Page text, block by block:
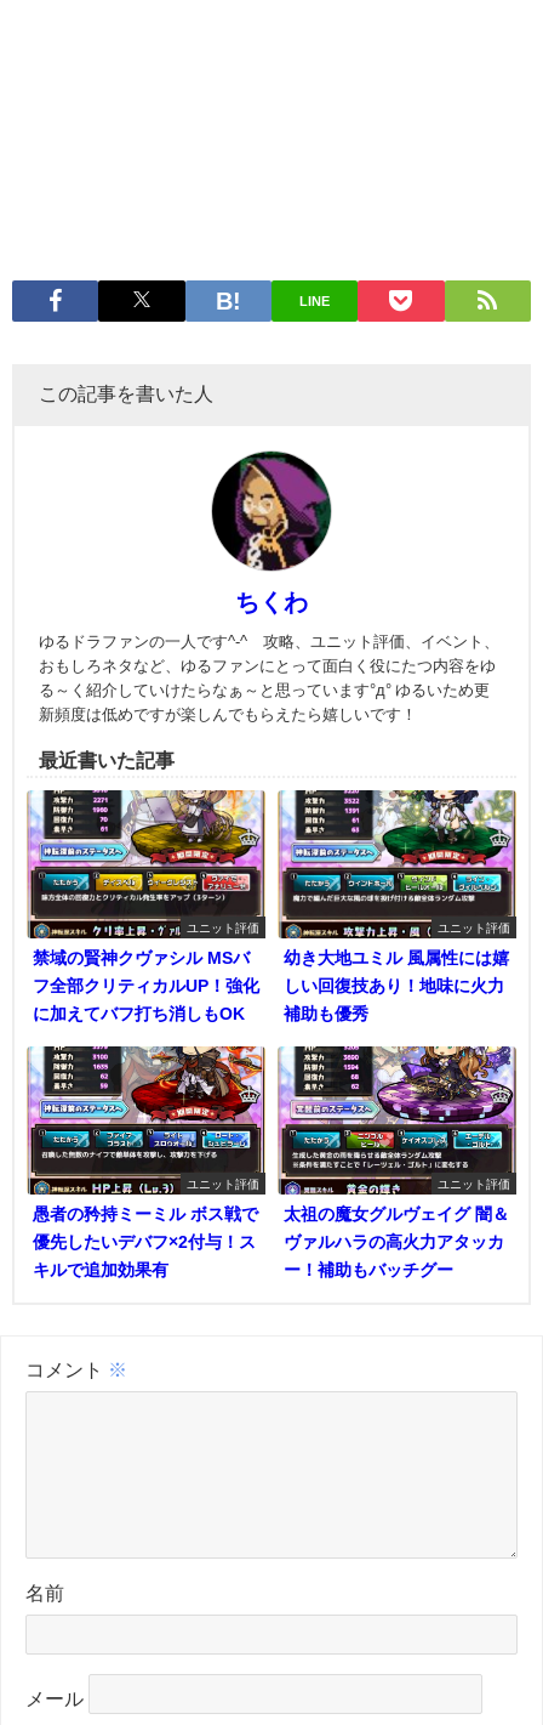
LINE
この記事を書いた人
ちくわ
ゆるドラファンの一人です^-^ 攻略、ユニット評価、イベント、
おもしろネタなど、ゆるファンにとって面白く役にたつ内容をゆ
る～く紹介していけたらなぁ～と思っています°д° ゆるいため更
新頻度は低めですが楽しんでもらえたら嬉しいです！
最近書いた記事
ユニット評価
禁域の賢神クヴァシル MSバ
フ全部クリティカルUP！強化
に加えてバフ打ち消しもOK
ユニット評価
幼き大地ユミル 風属性には嬉
しい回復技あり！地味に火力
補助も優秀
ユニット評価
愚者の矜持ミーミル ボス戦で
優先したいデバフ×2付与！ス
キルで追加効果有
ユニット評価
太祖の魔女グルヴェイグ 闇＆
ヴァルハラの高火力アタッカ
ー！補助もバッチグー
コメント ※
名前
メール